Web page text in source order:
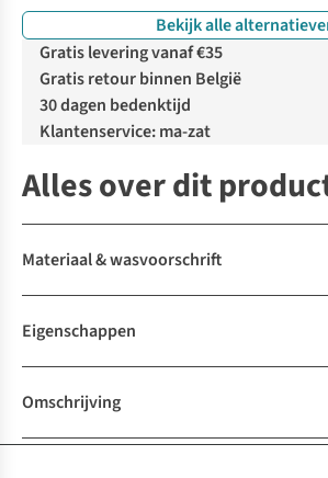
Bekijk alle
Gratis levering vanaf €35
Gratis retour binnen België
30 dagen bedenktijd
Klantenservice: ma-zat
Alles over dit
Materiaal & wasvoorschrift
Eigenschappen
Omschrijving